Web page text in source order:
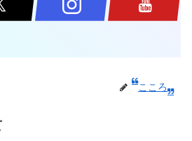
こころ